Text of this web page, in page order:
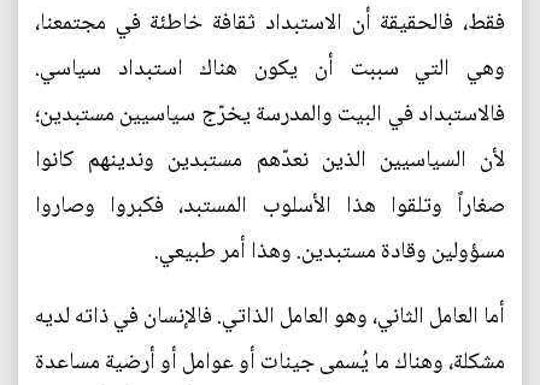
فقط، فالحقيقة أن الاستبداد ثقافة خاطئة في مجتمعنا،
وهي التي سببت أن يكون هناك استبداد سياسي.
فالاستبداد في البيت والمدرسة يخرّج سياسيين مستبدين؛
لأن السياسيين الذين نعدّهم مستبدين وندينهم كانوا
صغاراً وتلقوا هذا الأسلوب المستبد، فكبروا وصاروا
مسؤولين وقادة مستبدين. وهذا أمر طبيعي.
أما العامل الثاني، وهو العامل الذاتي. فالإنسان في ذاته لديه
مشكلة، وهناك ما يُسمى جينات أو عوامل أو أرضية مساعدة